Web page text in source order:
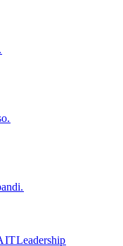
IT​​Leadership​​